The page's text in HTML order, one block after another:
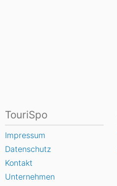
TouriSpo
Impressum
Datenschutz
Kontakt
Unternehmen